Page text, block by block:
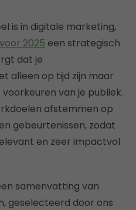
is in digitale marketing,
2025 een strategisch
dat je
alleen op tijd zijn maar
van je publiek.
afstemmen op
gebeurtenissen, zodat
en zeer impactvol
samenvatting van
geselecteerd door ons